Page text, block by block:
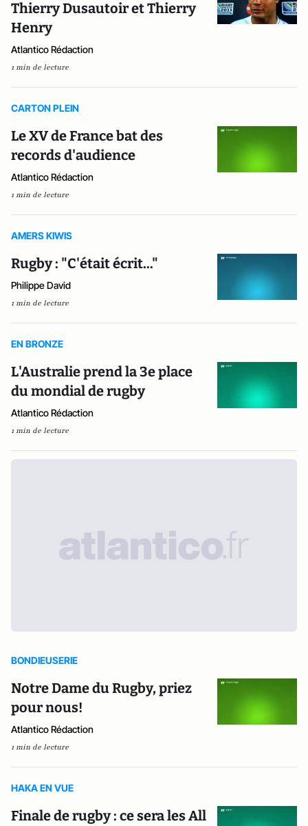
Thierry Dusautoir et Thierry
Henry
Atlantico Rédaction
1 min de lecture
CARTON PLEIN
Le XV de France bat des
records d'audience
Atlantico Rédaction
1 min de lecture
AMERS KIWIS
Rugby : "C'était écrit..."
Philippe David
1 min de lecture
EN BRONZE
L'Australie prend la 3e place
du mondial de rugby
Atlantico Rédaction
1 min de lecture
BONDIEUSERIE
Notre Dame du Rugby, priez
pour nous!
Atlantico Rédaction
1 min de lecture
HAKA EN VUE
Finale de rugby : ce sera les All